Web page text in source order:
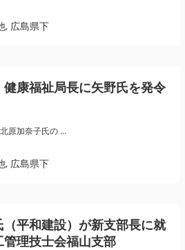
, 広島県下
健康福祉局長に矢野氏を発令
原加奈子氏の …
, 広島県下
平和建設）が新支部長に就
理技士会福山支部